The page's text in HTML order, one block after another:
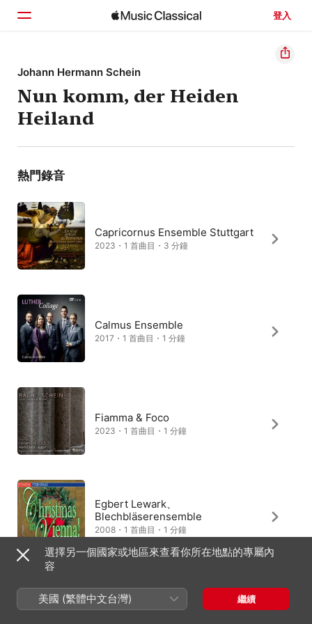
登入
首頁
瀏覽
搜尋
Johann Hermann Schein
Nun komm, der Heiden
Heiland
熱門錄音
Capricornus Ensemble Stuttgart
2023・1 首曲目・3 分鐘
Calmus Ensemble
2017・1 首曲目・1 分鐘
Fiamma & Foco
2023・1 首曲目・1 分鐘
Egbert Lewark、
Blechbläserensemble
2008・1 首曲目・1 分鐘
Matthias Grünert
選擇另一個國家或地區來查看你所在地點的專屬內
容
美國 (繁體中文台灣) 繼續